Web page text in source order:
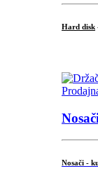
Hard disk
Nosači -